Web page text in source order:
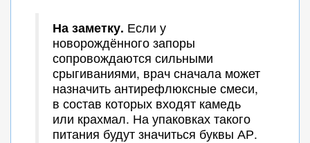
На заметку. Если у
новорождённого запоры
сопровождаются сильными
срыгиваниями, врач сначала может
назначить антирефлюксные смеси,
в состав которых входят камедь
или крахмал. На упаковках такого
питания будут значиться буквы АР.